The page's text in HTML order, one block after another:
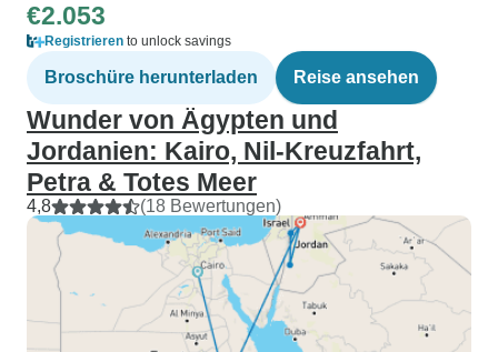
€2.053
Registrieren to unlock savings
Broschüre herunterladen Reise ansehen
Wunder von Ägypten und
Jordanien: Kairo, Nil-Kreuzfahrt,
Petra & Totes Meer
4,8 (18 Bewertungen)